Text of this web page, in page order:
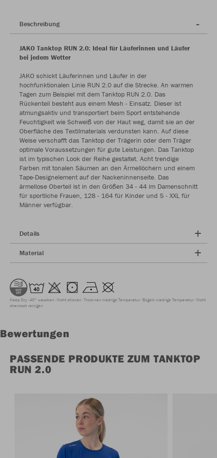
Beschreibung
JAKO Tanktop RUN 2.0: Ideal für Läuferinnen und Läufer
bei jedem Wetter
JAKO schickt Läuferinnen und Läufer in der
hochfunktionalen Linie RUN 2.0 auf die Strecke. An warmen
Tagen zum Beispiel mit dem Tanktop RUN 2.0. Das
Rückenteil besteht aus einem Mesh - Einsatz. Dieser ist
atmungsaktiv und transportiert beim Sport entstehende
Feuchtigkeit wie Schweiß von der Haut weg, damit sie an der
Oberfläche des Textilmaterials verdunsten kann. Auf diese
Weise verschafft das Tanktop der Trägerin oder dem Träger
optimale Voraussetzungen für gute Leistungen. Das Tanktop
ist im typischen Look der Reihe gestaltet. Acht trendige
Farben mit tonalen Säumen an den Ärmellöchern und einem
Tape-Designelement auf der Nackeninnenseite. Das
ärmellose Oberteil ist in den Größen 34 - 44 im Damenschnitt
für sportliche Frauen, 128 - 164 für Kinder und S - XXL für
Männer verfügbar.
Details
Material
Keep Dry 40° waschen Nicht chloren Trocknen niedrige Temperatur Bügeln niedrige Temperatur Nicht
chemisch reinigen
Bewertungen
PASSENDE PRODUKTE ZUM TANKTOP
RUN 2.0